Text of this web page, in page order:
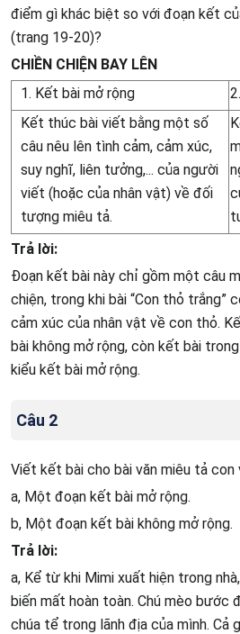
điểm gì khác biệt so với đoạn kết
(trang 19-20)?
CHIỀN CHIỆN BAY LÊN
1. Kết bài mở rộng
Kết thúc bài viết bằng một số
câu nêu lên tình cảm, cảm xúc,
suy nghĩ, liên tưởng,... của người
viết (hoặc của nhân vật) về đối
tượng miêu tả.
Trả lời:
Đoạn kết bài này chỉ gồm một câu
chiện, trong khi bài “Con thỏ trắng”
cảm xúc của nhân vật về con thỏ.
bài không mở rộng, còn kết bài
kiểu kết bài mở rộng.
Câu 2
Viết kết bài cho bài văn miêu tả con
a, Một đoạn kết bài mở rộng.
b, Một đoạn kết bài không mở rộng.
Trả lời:
a, Kể từ khi Mimi xuất hiện trong
biến mất hoàn toàn. Chú mèo bước
chúa tể trong lãnh địa của mình. Cả